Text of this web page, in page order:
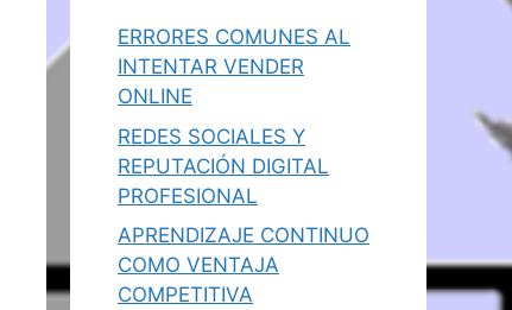
ERRORES COMUNES AL
INTENTAR VENDER
ONLINE
REDES SOCIALES Y
REPUTACIÓN DIGITAL
PROFESIONAL
APRENDIZAJE CONTINUO
COMO VENTAJA
COMPETITIVA